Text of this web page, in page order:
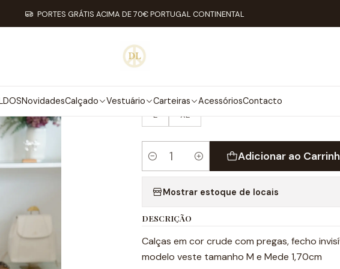
NovidadesCalçado Vestuário Carteiras AcessóriosContacto
PORTES GRÁTIS ACIMA DE 70€ PORTUGAL CONTINENTAL
Início Vestuário Calças Calças jacarta
|
CALÇAS JACARTA
TAMANHO
L XL
Quantidade
Adicionar ao
Mostrar estoque de locais
DESCRIÇÃO
Calças em cor crude com pregas, fecho
modelo veste tamanho M e Mede 1,70cm